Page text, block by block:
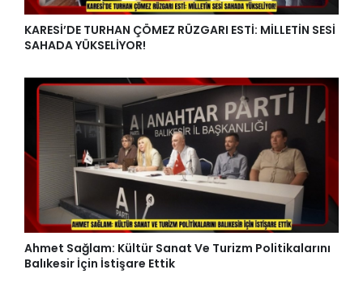
KARESİ’DE TURHAN ÇÖMEZ RÜZGARI ESTİ: MİLLETİN SESİ
SAHADA YÜKSELİYOR!
Ahmet Sağlam: Kültür Sanat Ve Turizm Politikalarını
Balıkesir İçin İstişare Ettik